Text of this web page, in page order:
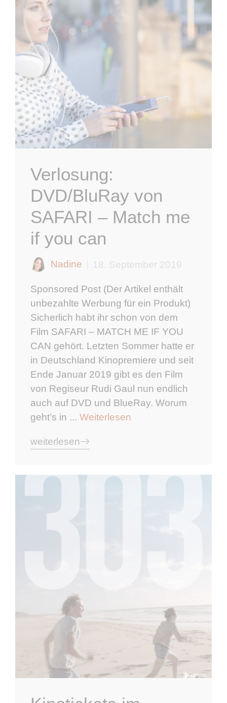
Verlosung:
DVD/BluRay von
SAFARI – Match me
if you can
Nadine 18. September 2019
Sponsored Post (Der Artikel enthält
unbezahlte Werbung für ein Produkt)
Sicherlich habt ihr schon von dem
Film SAFARI – MATCH ME IF YOU
CAN gehört. Letzten Sommer hatte er
in Deutschland Kinopremiere und seit
Ende Januar 2019 gibt es den Film
von Regiseur Rudi Gaul nun endlich
auch auf DVD und BlueRay. Worum
geht’s in ... Weiterlesen
weiterlesen